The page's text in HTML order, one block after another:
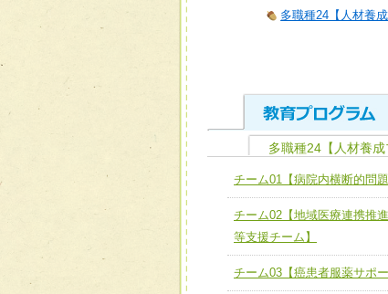
多職種24【人材養
ユニット１ 医療人と
全人的医療を実践する
ける
必要に応じて柔軟に医
チーム01【病院内横断
チーム02【地域医療連
宅患者等支援チーム】
多職種24【人材養
チーム01【病院内横断的問題
チーム02【地域医療連携推
等支援チーム】
チーム03【癌患者服薬サポー